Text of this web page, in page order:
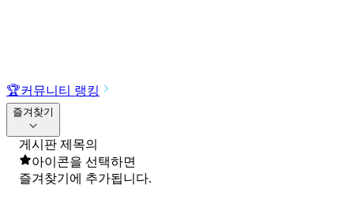
🏆커뮤니티 랭킹
즐겨찾기
게시판 제목의
아이콘을 선택하면
즐겨찾기에 추가됩니다.